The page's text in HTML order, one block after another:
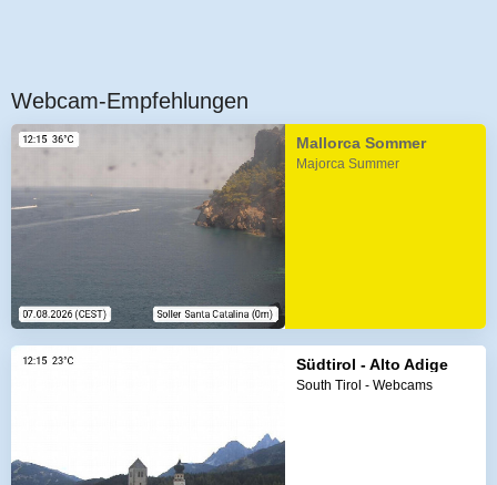
Webcam-Empfehlungen
Mallorca Sommer
Majorca Summer
Südtirol - Alto Adige
South Tirol - Webcams